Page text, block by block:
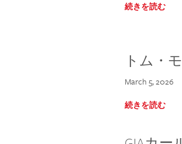
続きを読む
トム・
March 5, 2026
続きを読む